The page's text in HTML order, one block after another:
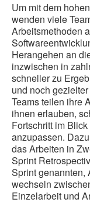
Um mit dem
wenden viele
Arbeitsmethoden
Herangehen an
inzwischen in
schneller zu
und noch
Teams teilen ihre
ihnen erlauben,
Fortschritt im
anzupassen.
das Arbeiten in
Sprint
Sprint genannten,
wechseln
Einzelarbeit und